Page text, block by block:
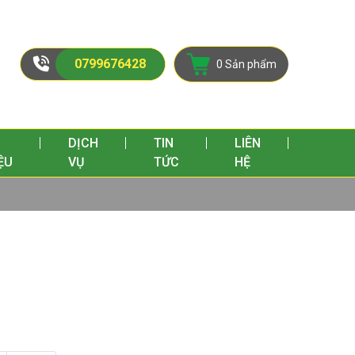
0799676428 0 Sản phẩm
DỊCH
VỤ
TIN
TỨC
LIÊN
HỆ